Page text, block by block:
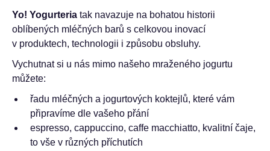
Yo! Yogurteria tak navazuje na bohatou historii
oblíbených mléčných barů s celkovou inovací
v produktech, technologii i způsobu obsluhy.
Vychutnat si u nás mimo našeho mraženého jogurtu
můžete:
řadu mléčných a jogurtových koktejlů, které vám
připravíme dle vašeho přání
espresso, cappuccino, caffe macchiatto, kvalitní čaje,
to vše v různých příchutích